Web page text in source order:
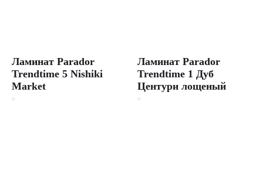
Ламинат Parador
Trendtime 5 Nishiki
Market
Ламинат Parador
Trendtime 1 Дуб
Центури лощеный